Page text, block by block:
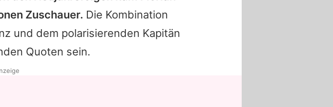
Zuschauer. Die Kombination
und dem polarisierenden Kapitän
Quoten sein.